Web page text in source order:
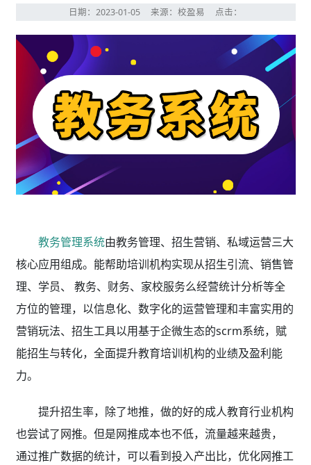
日期：2023-01-05 来源：校盈易 点击：
教务管理系统由教务管理、招生营销、私域运营三大
核心应用组成。能帮助培训机构实现从招生引流、销售管
理、学员、 教务、财务、家校服务么经营统计分析等全
方位的管理，以信息化、数字化的运营管理和丰富实用的
营销玩法、招生工具以用基于企微生态的scrm系统，赋
能招生与转化，全面提升教育培训机构的业绩及盈利能
力。
提升招生率，除了地推，做的好的成人教育行业机构
也尝试了网推。但是网推成本也不低，流量越来越贵，
通过推广数据的统计，可以看到投入产出比，优化网推工